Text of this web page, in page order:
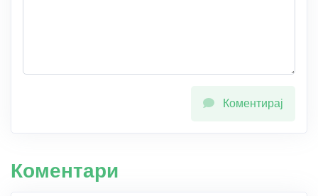
Коментирај
Коментари